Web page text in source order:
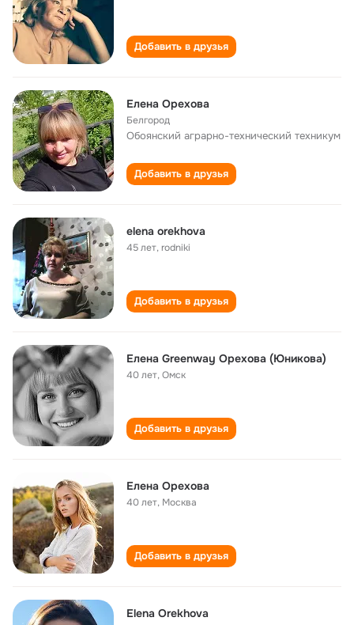
Добавить в друзья
Елена Орехова
Белгород
Обоянский аграрно-технический техникум
Добавить в друзья
elena orekhova
45 лет,rodniki
Добавить в друзья
Елена Greenway Орехова (Юникова)
40 лет,Омск
Добавить в друзья
Елена Орехова
40 лет, Москва
Добавить в друзья
Elena Orekhova